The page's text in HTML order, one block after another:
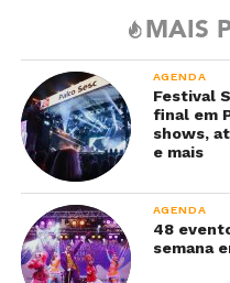
MAIS
AGENDA
Festival
final em
shows,
e mais
AGENDA
48
semana